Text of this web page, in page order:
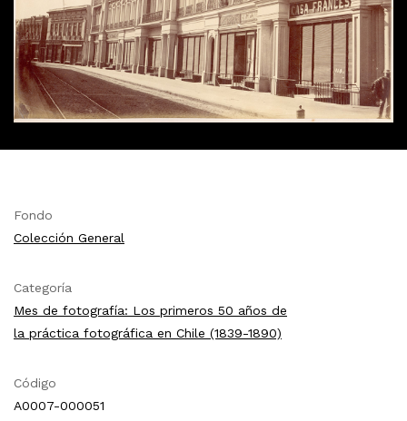
Fondo
Colección General
Categoría
Mes de fotografía: Los primeros 50 años de
la práctica fotográfica en Chile (1839-1890)
Código
A0007-000051